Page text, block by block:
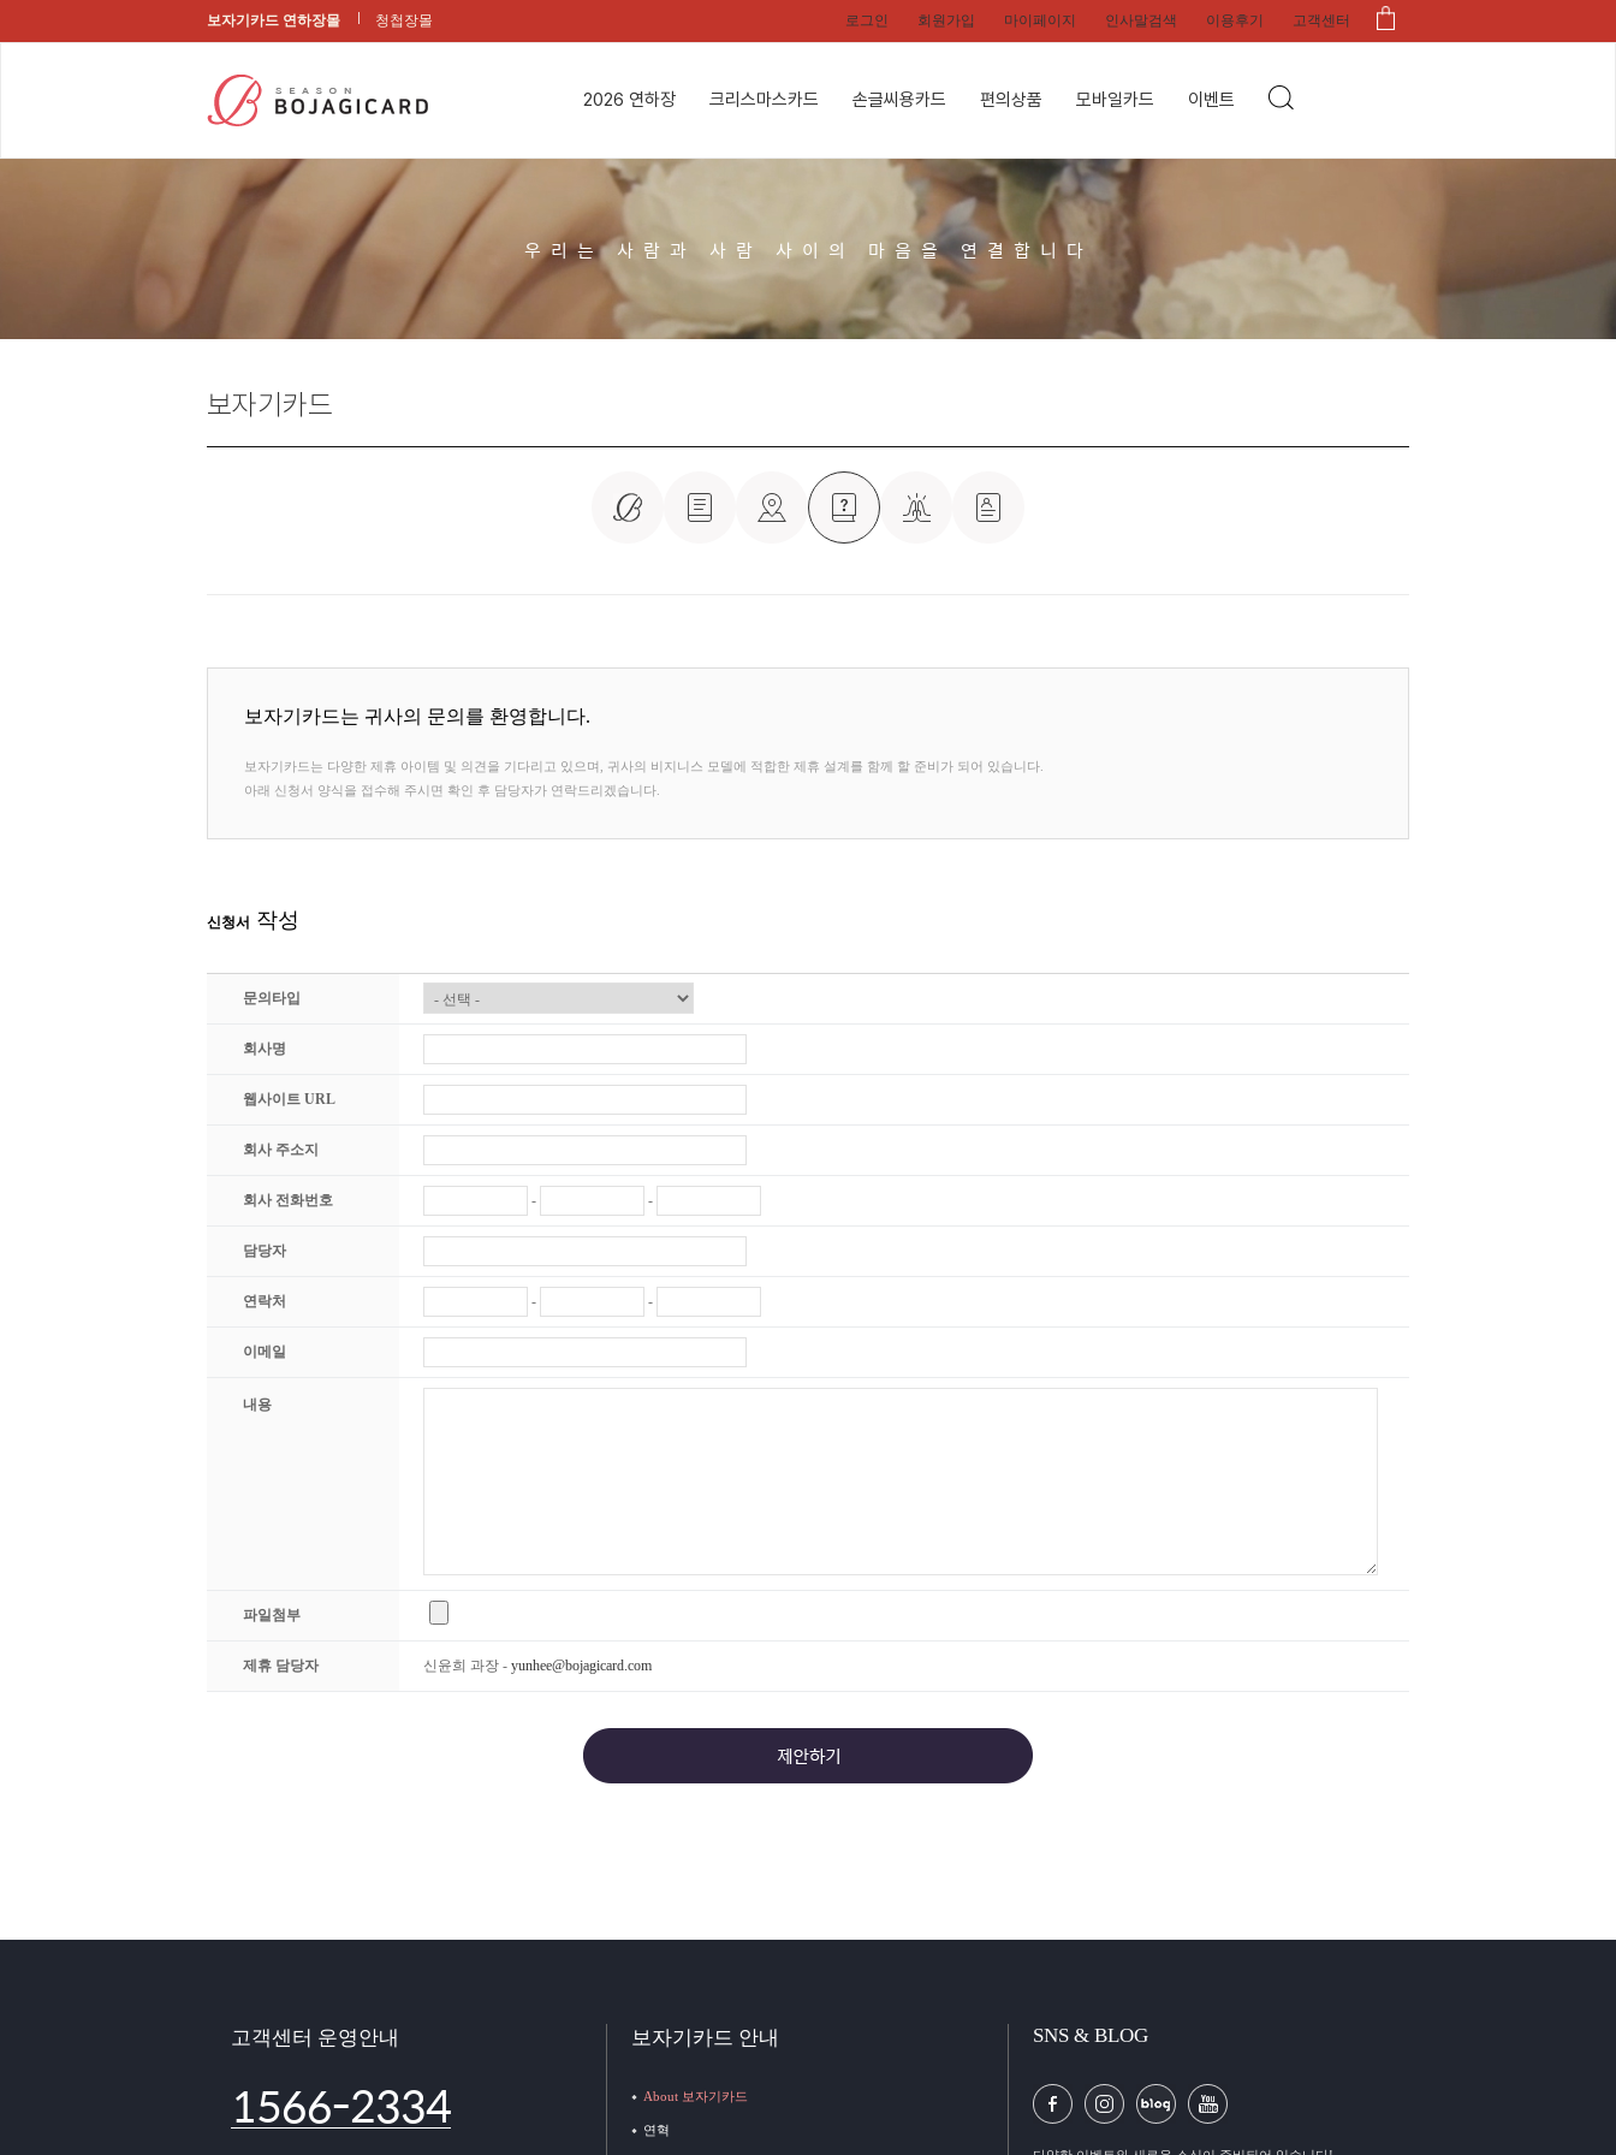
보자기카드 연하장몰 청첩장몰 로그인 회원가입 마이페이지 인사말검색 이용후기 고객센터
2026 연하장 크리스마스카드 손글씨용카드 편의상품 모바일카드 이벤트
우리는 사람과 사람 사이의 마음을 연결합니다
보자기카드
보자기카드는 귀사의 문의를 환영합니다.
보자기카드는 다양한 제휴 아이템 및 의견을 기다리고 있으며, 귀사의 비지니스 모델에 적합한 제휴 설계를 함께 할 준비가 되어 있습니다.
아래 신청서 양식을 접수해 주시면 확인 후 담당자가 연락드리겠습니다.
신청서 작성
문의타입
회사명
웹사이트 URL
회사 주소지
회사 전화번호 - -
담당자
연락처 - -
이메일
내용
파일첨부
제휴 담당자 신윤희 과장 - yunhee@bojagicard.com
고객센터 운영안내
1566-2334
보자기카드 안내
About 보자기카드
연혁
SNS & BLOG